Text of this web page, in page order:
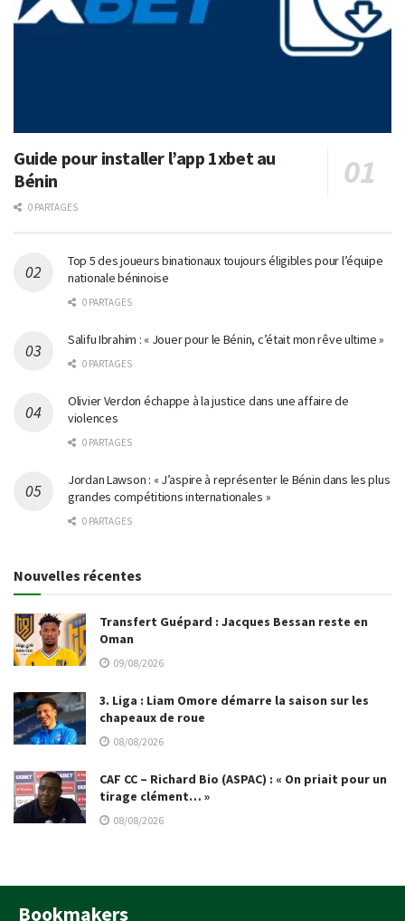
Guide pour installer l’app 1xbet au
Bénin
0 PARTAGES
Top 5 des joueurs binationaux toujours éligibles pour l’équipe
nationale béninoise
0 PARTAGES
Salifu Ibrahim : « Jouer pour le Bénin, c’était mon rêve ultime »
0 PARTAGES
Olivier Verdon échappe à la justice dans une affaire de
violences
0 PARTAGES
Jordan Lawson : « J’aspire à représenter le Bénin dans les plus
grandes compétitions internationales »
0 PARTAGES
Nouvelles récentes
Transfert Guépard : Jacques Bessan reste en
Oman
09/08/2026
3. Liga : Liam Omore démarre la saison sur les
chapeaux de roue
08/08/2026
CAF CC – Richard Bio (ASPAC) : « On priait pour un
tirage clément… »
08/08/2026
Bookmakers